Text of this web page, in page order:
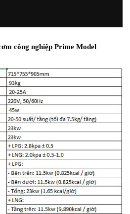
công nghiệp Prime Model